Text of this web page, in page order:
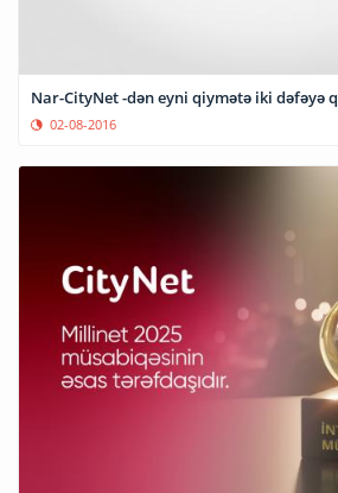
Nar-CityNet -dən eyni qiymətə iki dəfəyə
02-08-2016